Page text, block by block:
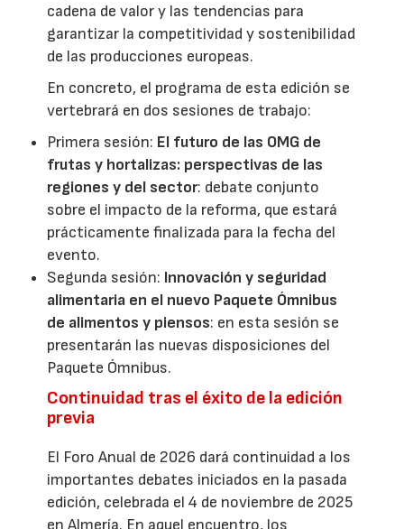
cadena de valor y las tendencias para
garantizar la competitividad y sostenibilidad
de las producciones europeas.
En concreto, el programa de esta edición se
vertebrará en dos sesiones de trabajo:
Primera sesión: El futuro de las OMG de
frutas y hortalizas: perspectivas de las
regiones y del sector: debate conjunto
sobre el impacto de la reforma, que estará
prácticamente finalizada para la fecha del
evento.
Segunda sesión: Innovación y seguridad
alimentaria en el nuevo Paquete Ómnibus
de alimentos y piensos: en esta sesión se
presentarán las nuevas disposiciones del
Paquete Ómnibus.
Continuidad tras el éxito de la edición
previa
El Foro Anual de 2026 dará continuidad a los
importantes debates iniciados en la pasada
edición, celebrada el 4 de noviembre de 2025
en Almería. En aquel encuentro, los